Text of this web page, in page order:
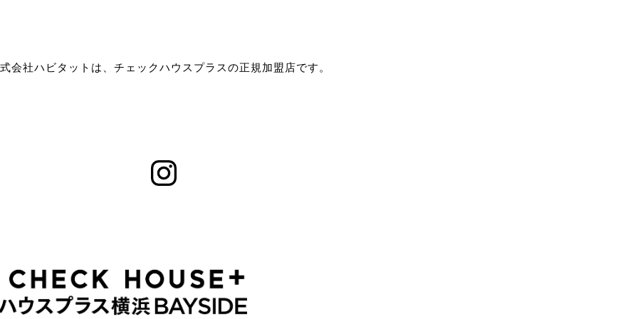
会社ハビタットは、チェックハウスプラスの正規加盟店です。